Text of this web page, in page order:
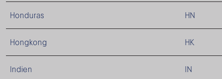
Honduras HN
Hongkong HK
Indien IN